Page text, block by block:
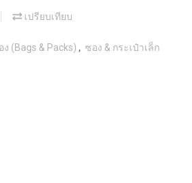
เปรียบเทียบ
ง (Bags & Packs) , ซอง & กระเป๋าเล็ก